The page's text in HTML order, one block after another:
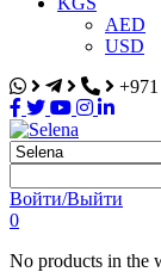
AED
USD
Selena
Интернет-магазин
Войти/Выйти
0
No products in the